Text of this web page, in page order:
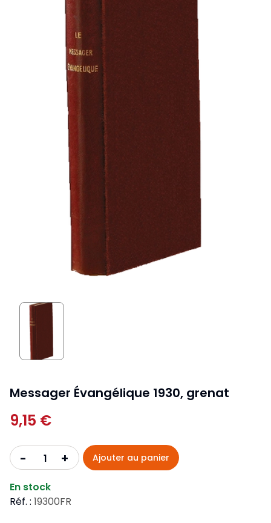
Messager Évangélique 1930, grenat
9,15 €
- + Ajouter au panier
En stock
Réf. : 19300FR